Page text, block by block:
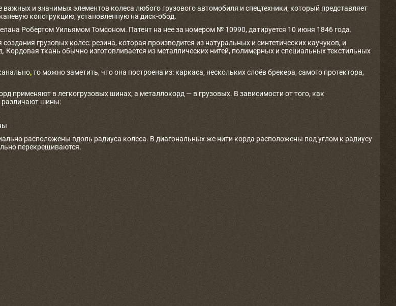
важных и значимых элементов колеса любого грузового автомобиля и спецтехники, который представляет
конструкцию, установленную на диск-обод.
Робертом Уильямом Томсоном. Патент на нее за номером № 10990, датируется 10 июня 1846 года.
грузовых колес: резина, которая производится из натуральных и синтетических каучуков, и
Кордовая ткань обычно изготовливается из металлических нитей, полимерных и специальных текстильных
,то можно заметить, что она построена из: каркаса, нескольких слоёв брекера, самого протектора,
применяют в легкогрузовых шинах, а металлокорд — в грузовых. В зависимости от того, как
различают шины:
расположены вдоль радиуса колеса. В диагональных же нити корда расположены под углом к радиусу
перекрещиваются.